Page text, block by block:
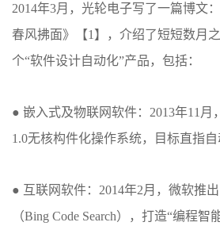
2014年3月，光轮电子写了一篇博文
春风拂面》【1】，介绍了短短数月
个“软件设计自动化”产品，包括：
● 嵌入式及物联网软件：2013年11月
1.0无核构件化操作系统，目标直指自
● 互联网软件：2014年2月，微软推
（Bing Code Search），打造“编程智